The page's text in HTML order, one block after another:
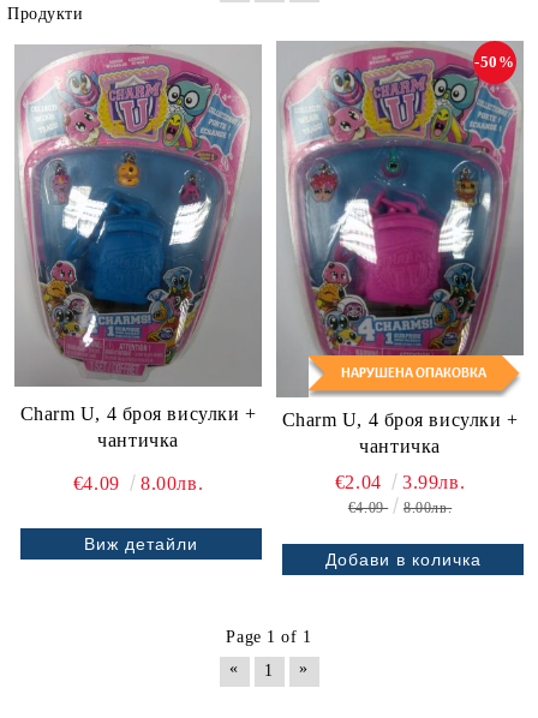
Продукти
Charm U, 4 броя висулки +
чантичка
€4.09 8.00лв.
Виж детайли
Charm U, 4 броя висулки +
чантичка
-50%
€2.04 3.99лв.
€4.09 8.00лв.
Page 1 of 1
«
1 »